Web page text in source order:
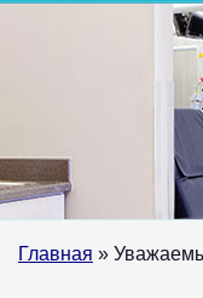
Главная »